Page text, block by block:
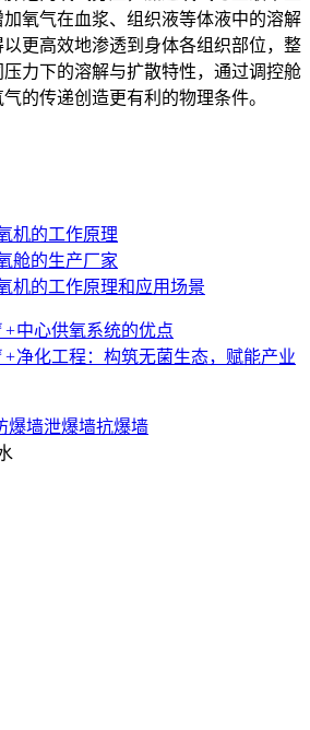
氧气在血浆、组织液等体液中的溶解
更高效地渗透到身体各组织部位，整
力下的溶解与扩散特性，通过调控舱
的传递创造更有利的物理条件。
机的工作原理
舱的生产厂家
机的工作原理和应用场景
+中心供氧系统的优点
+净化工程：构筑无菌生态，赋能产业
爆墙泄爆墙抗爆墙